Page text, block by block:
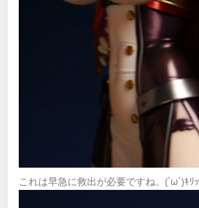
これは早急に救出が必要ですね。(`ω´)ｷﾘｯ